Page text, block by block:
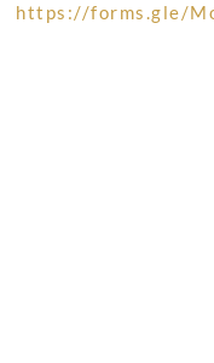
https://forms.gle/